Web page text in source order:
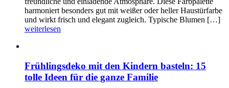
harmoniert besonders gut mit weißer oder heller Haustürfarbe
und wirkt frisch und elegant zugleich. Typische Blumen […]
weiterlesen
Frühlingsdeko mit den Kindern basteln: 15
tolle Ideen für die ganze Familie